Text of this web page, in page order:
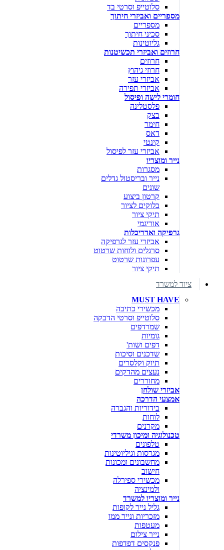
סלוטייפ וסרטי בד
מספריים ואביזרי חיתוך
מספריים
סכיני חיתוך
גליוטינות
חרוזים ואביזרי תכשיטנות
חרוזים
חרוזי גיהוץ
אביזרי עזר
אביזרי תפירה
חומרי לישה ופיסול
פלסטלינה
בצק
חימר
דאס
קינטי
אביזרי עזר לפיסול
נייר ומוצריו
מסגרות
נייר ובריסטול גדלים
שונים
קרטון ביצוע
בלוקים לציור
תיקי ציור
אוריגמי
גרפיקה ואדריכלות
אביזרי עזר לגרפיקה
סרגלים ולוחות שרטוט
עפרונות שרטוט
תיקי ציור
ציוד למשרד
MUST HAVE
מכשירי כתיבה
סלוטייפ וסרטי הדבקה
שמרדפים
גומיות
דפים ושות'
שדכנים וסיכות
תיוק וקלסרים
נעצים מהדקים
מחוררים
אביזרי שולחן
אמצעי הדרכה
בידוריות והגברה
לוחות
מקרנים
טכנולוגיה ומיכון משרדי
טלפונים
מגרסות וגיליוטינות
מחשבונים ומכונות
חישוב
מכשירי ספירלה
ולמינציה
נייר ומוצריו למשרד
גליל נייר לקופות
מזכריות ונייר ממו
מעטפות
נייר צילום
פנקסים דפדפות